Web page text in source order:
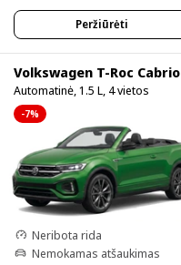
Peržiūrėti
Volkswagen T-Roc Cabrio
Automatinė, 1.5 L, 4 vietos
-7%
Neribota rida
Nemokamas atšaukimas